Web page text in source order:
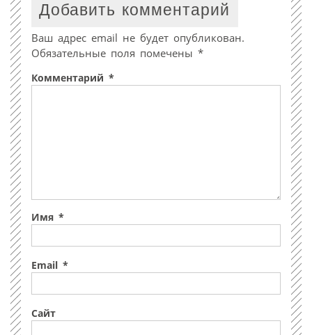
Добавить комментарий
Ваш адрес email не будет опубликован.
Обязательные поля помечены *
Комментарий *
Имя *
Email *
Сайт